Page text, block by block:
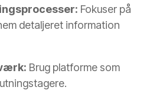
Fokuser på
detaljeret information
Brug platforme som